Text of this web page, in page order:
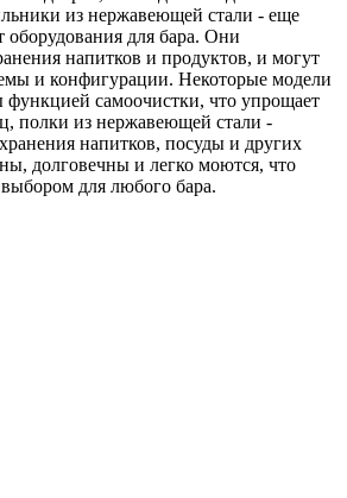
из нержавеющей стали - еще
для бара. Они
напитков и продуктов, и могут
и конфигурации. Некоторые модели
самоочистки, что упрощает
полки из нержавеющей стали -
напитков, посуды и других
долговечны и легко моются, что
для любого бара.